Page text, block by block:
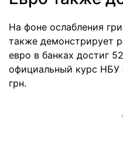
На фоне ослабления
также демонстрирует
евро в банках достиг
официальный курс НБУ
грн.